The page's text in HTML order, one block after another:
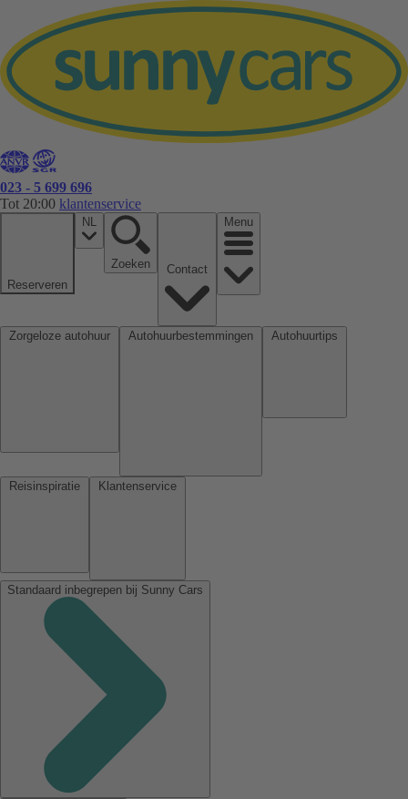
023 - 5 699 696
Tot 20:00 klantenservice
Reserveren
NL
Zoeken
Menu
Standaard inbegrepen bij Sunny Cars